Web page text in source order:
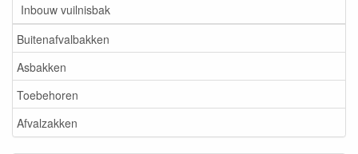
Inbouw vuilnisbak
Buitenafvalbakken
Asbakken
Toebehoren
Afvalzakken